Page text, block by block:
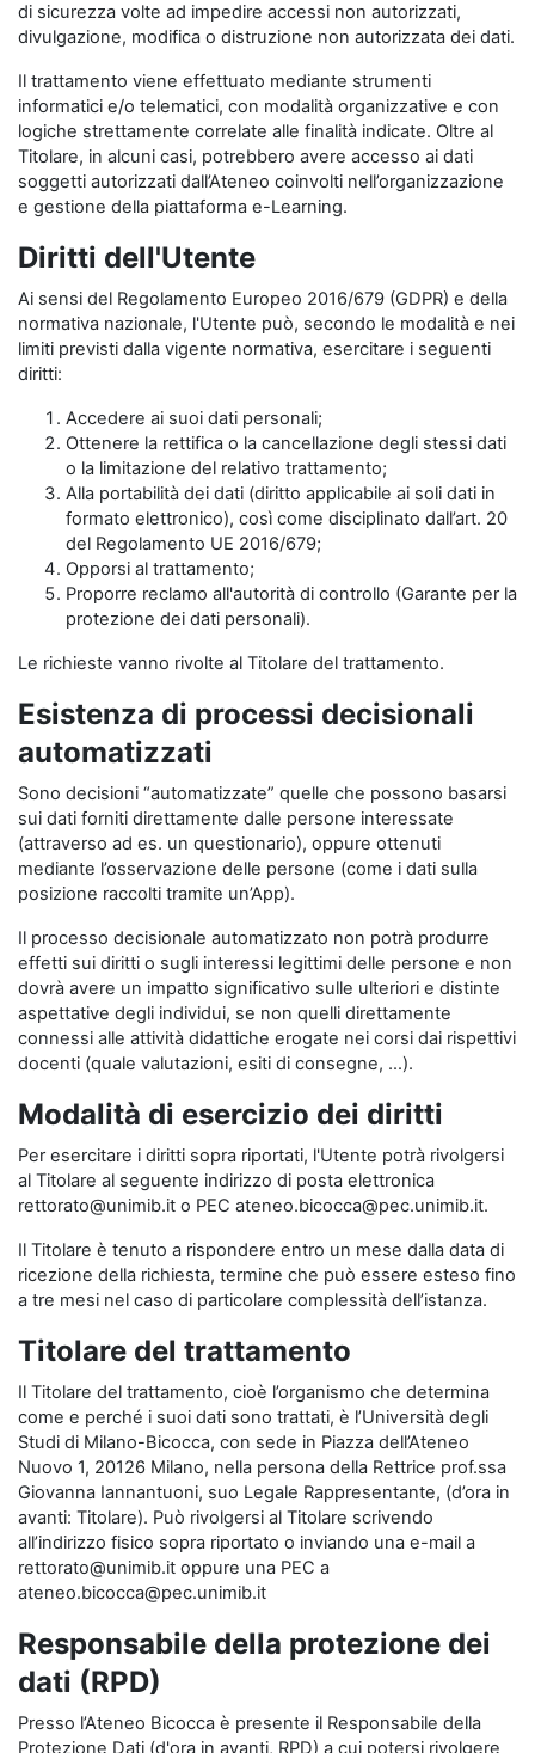
di sicurezza volte ad impedire accessi non autorizzati,
divulgazione, modifica o distruzione non autorizzata dei dati.
Il trattamento viene effettuato mediante strumenti
informatici e/o telematici, con modalità organizzative e con
logiche strettamente correlate alle finalità indicate. Oltre al
Titolare, in alcuni casi, potrebbero avere accesso ai dati
soggetti autorizzati dall’Ateneo coinvolti nell’organizzazione
e gestione della piattaforma e-Learning.
Diritti dell'Utente
Ai sensi del Regolamento Europeo 2016/679 (GDPR) e della
normativa nazionale, l'Utente può, secondo le modalità e nei
limiti previsti dalla vigente normativa, esercitare i seguenti
diritti:
Accedere ai suoi dati personali;
Ottenere la rettifica o la cancellazione degli stessi dati
o la limitazione del relativo trattamento;
Alla portabilità dei dati (diritto applicabile ai soli dati in
formato elettronico), così come disciplinato dall’art. 20
del Regolamento UE 2016/679;
Opporsi al trattamento;
Proporre reclamo all'autorità di controllo (Garante per la
protezione dei dati personali).
Le richieste vanno rivolte al Titolare del trattamento.
Esistenza di processi decisionali
automatizzati
Sono decisioni “automatizzate” quelle che possono basarsi
sui dati forniti direttamente dalle persone interessate
(attraverso ad es. un questionario), oppure ottenuti
mediante l’osservazione delle persone (come i dati sulla
posizione raccolti tramite un’App).
Il processo decisionale automatizzato non potrà produrre
effetti sui diritti o sugli interessi legittimi delle persone e non
dovrà avere un impatto significativo sulle ulteriori e distinte
aspettative degli individui, se non quelli direttamente
connessi alle attività didattiche erogate nei corsi dai rispettivi
docenti (quale valutazioni, esiti di consegne, …).
Modalità di esercizio dei diritti
Per esercitare i diritti sopra riportati, l'Utente potrà rivolgersi
al Titolare al seguente indirizzo di posta elettronica
rettorato@unimib.it o PEC ateneo.bicocca@pec.unimib.it.
Il Titolare è tenuto a rispondere entro un mese dalla data di
ricezione della richiesta, termine che può essere esteso fino
a tre mesi nel caso di particolare complessità dell’istanza.
Titolare del trattamento
Il Titolare del trattamento, cioè l’organismo che determina
come e perché i suoi dati sono trattati, è l’Università degli
Studi di Milano-Bicocca, con sede in Piazza dell’Ateneo
Nuovo 1, 20126 Milano, nella persona della Rettrice prof.ssa
Giovanna Iannantuoni, suo Legale Rappresentante, (d’ora in
avanti: Titolare). Può rivolgersi al Titolare scrivendo
all’indirizzo fisico sopra riportato o inviando una e-mail a
rettorato@unimib.it oppure una PEC a
ateneo.bicocca@pec.unimib.it
Responsabile della protezione dei
dati (RPD)
Presso l’Ateneo Bicocca è presente il Responsabile della
Protezione Dati (d'ora in avanti, RPD) a cui potersi rivolgere